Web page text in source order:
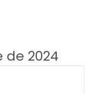
de 2024